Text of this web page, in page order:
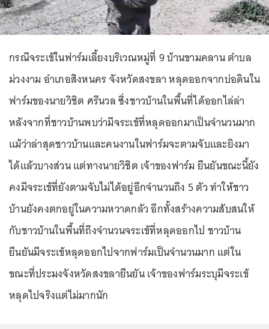
กรณีจระเข้ในฟาร์มเลี้ยงบริเวณหมู่ที่ 9 บ้านขามคลาน ตำบล
ม่วงงาม อำเภอสิงหนคร จังหวัดสงขลา หลุดออกจากบ่อดินใน
ฟาร์มของนายวิชิต ศรีนวล ซึ่งชาวบ้านในพื้นที่ได้ออกไล่ล่า
หลังจากที่ชาวบ้านพบว่ามีจระเข้ที่หลุดออกมาเป็นจำนวนมาก
แม้ว่าล่าสุดชาวบ้านและคนงานในฟาร์มจะตามจับและยิงมา
ได้แล้วบางส่วน แต่ทางนายวิชิต เจ้าของฟาร์ม ยืนยันขณะนี้ยัง
คงมีจระเข้ที่ยังตามจับไม่ได้อยู่อีกจำนวนถึง 5 ตัว ทำให้ชาว
บ้านยังคงตกอยู่ในความหวาดกลัว อีกทั้งสร้างความสับสนให้
กับชาวบ้านในพื้นที่ถึงจำนวนจระเข้ที่หลุดออกไป ชาวบ้าน
ยืนยันมีจระเข้หลุดออกไปจากฟาร์มเป็นจำนวนมาก แต่ใน
ขณะที่ประมงจังหวัดสงขลายืนยัน เจ้าของฟาร์มระบุมีจระเข้
หลุดไปจริงแต่ไม่มากนัก